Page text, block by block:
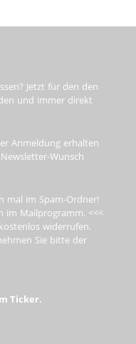
Jetzt für den den
und immer direkt
Anmeldung erhalten
Wunsch
mal im Spam-Ordner!
im Mailprogramm. <<<
widerrufen.
Sie bitte der
Ticker.